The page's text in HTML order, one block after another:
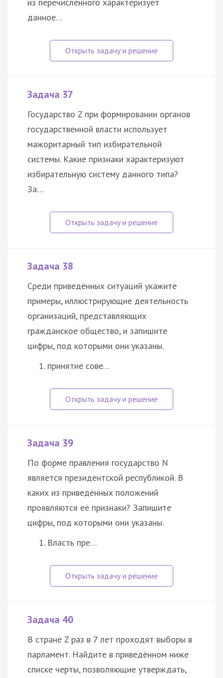
из перечисленного характеризует
данное…
Задача 37
Государство Z при формировании органов
государственной власти использует
мажоритарный тип избирательной
системы. Какие признаки характеризуют
избирательную систему данного типа?
За…
Задача 38
Среди приведённых ситуаций укажите
примеры, иллюстрирующие деятельность
организаций, представляющих
гражданское общество, и запишите
цифры, под которыми они указаны.
принятие сове…
Задача 39
По форме правления государство N
является президентской республикой. В
каких из приведённых положений
проявляются её признаки? Запишите
цифры, под которыми они указаны.
Власть пре…
Задача 40
В стране Z раз в 7 лет проходят выборы в
парламент. Найдите в приведённом ниже
списке черты, позволяющие утверждать,